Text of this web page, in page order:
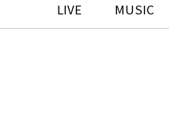
LIVE MUSIC